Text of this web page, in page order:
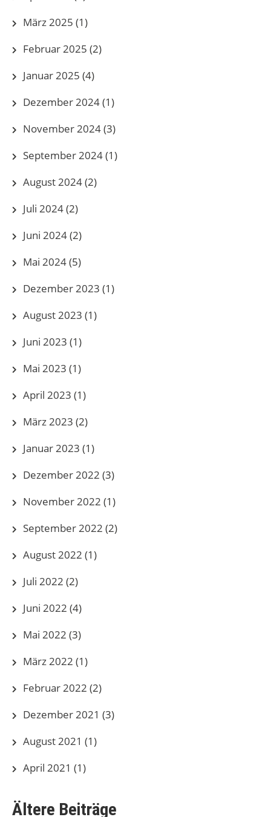
März 2025 (1)
Februar 2025 (2)
Januar 2025 (4)
Dezember 2024(1)
November 2024(3)
September 2024(1)
August 2024(2)
Juli 2024(2)
Juni 2024(2)
Mai 2024(5)
Dezember 2023 (1)
August 2023 (1)
Juni 2023 (1)
Mai 2023 (1)
April 2023 (1)
März 2023 (2)
Januar 2023 (1)
Dezember 2022 (3)
November 2022 (1)
September 2022 (2)
August 2022 (1)
Juli 2022 (2)
Juni 2022 (4)
Mai 2022 (3)
März 2022 (1)
Februar 2022 (2)
Dezember 2021 (3)
August 2021 (1)
April 2021 (1)
Ältere Beiträge